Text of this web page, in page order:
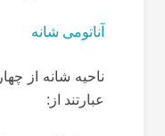
آناتومی شانه
ناحیه شانه از
عبارتند از: